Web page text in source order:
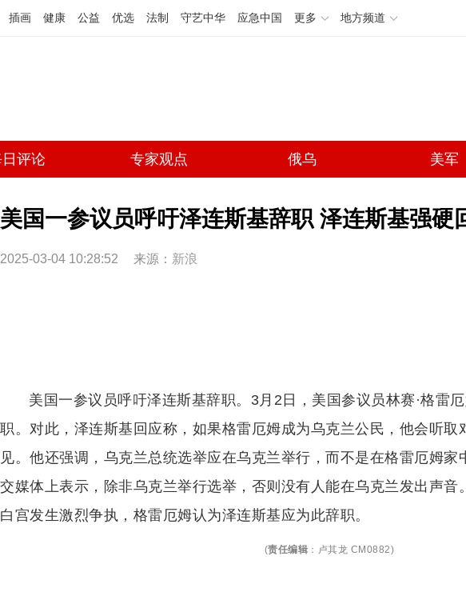
插画 健康 公益 优选 法制 守艺中华 应急中国 更多 地方频道
评论 专家观点 俄乌 美军
美国一参议员呼吁泽连斯基辞职 泽连斯基强硬
2025-03-04 10:28:52 来源： 新浪
美国一参议员呼吁泽连斯基辞职。3月2日，美国参议员林赛·格雷
职。对此，泽连斯基回应称，如果格雷厄姆成为乌克兰公民，他会听取
见。他还强调，乌克兰总统选举应在乌克兰举行，而不是在格雷厄姆家
交媒体上表示，除非乌克兰举行选举，否则没有人能在乌克兰发出声音
白宫发生激烈争执，格雷厄姆认为泽连斯基应为此辞职。
(责任编辑 ： 卢其龙 CM0882)